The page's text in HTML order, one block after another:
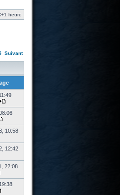
heure
Suivant
10:58
12:42
22:08